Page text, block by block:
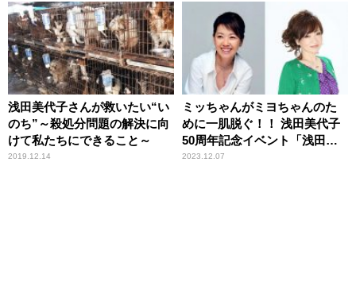
今、忙しいねん！」
浅田美代子さんが救いたい“い
のち”～殺処分問題の解決に向
けて私たちにできること～
2019.12.14
ミッちゃんがミヨちゃんのた
めに一肌脱ぐ！！ 浅田美代子
50周年記念イベント「浅田美
代子 50th Anniversary 〜清水
2023.12.07